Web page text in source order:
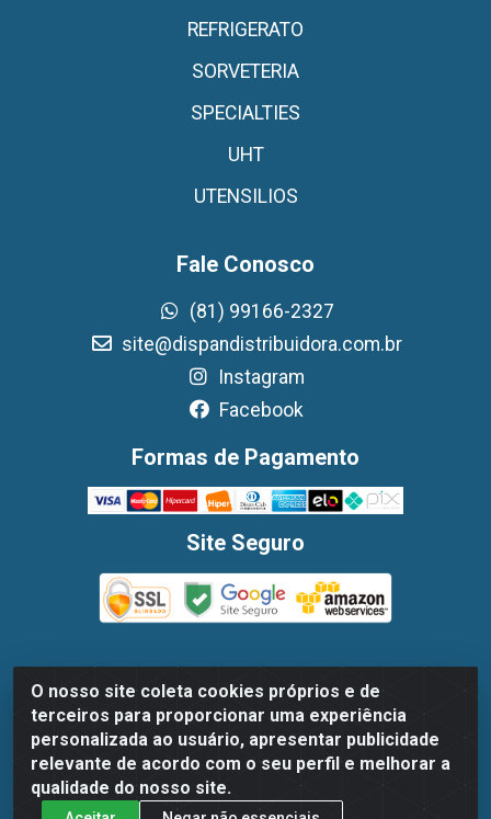
O nosso site coleta cookies próprios e de
terceiros para proporcionar uma experiência
personalizada ao usuário, apresentar publicidade
relevante de acordo com o seu perfil e melhorar a
qualidade do nosso site.
REFRIGERATO
SORVETERIA
SPECIALTIES
UHT
UTENSILIOS
Fale Conosco
(81) 99166-2327
site@dispandistribuidora.com.br
Instagram
Facebook
Formas de Pagamento
Site Seguro
Dispan Distribuidora de Alimentos LTDA - Avenida
Marechal Mascarenhas De Moraes, 1048- Imbiribeira,
Recife/PE - CEP 51.170-000 - CNPJ 30.779.584/0003-78